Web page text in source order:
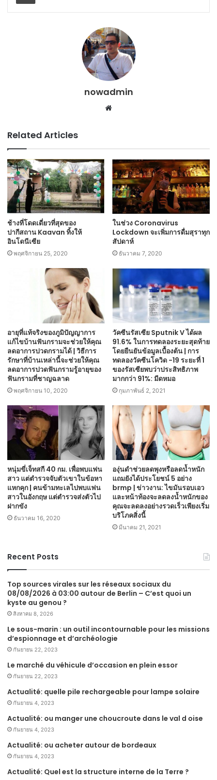
nowadmin
Website
Related Articles
ช้างที่โดดเดี่ยวที่สุดของ
ปากีสถาน Kaavan ทิ้งให้
อินโดนีเซีย
พฤศจิกายน 25, 2020
ในช่วง Coronavirus
Lockdown จะเพิ่มการดื่มสุราทุก
สัปดาห์
ธันวาคม 7, 2020
อายุที่แท้จริงของภูมิปัญญาการ
แก้ไขบ้านฟันกรามจะช่วยให้คุณ
ลดอาการปวดกรามได้ | วิธีการ
รักษาที่บ้านเหล่านี้จะช่วยให้คุณ
ลดอาการปวดฟันกรามรู้อายุของ
ฟันกรามที่ชาญฉลาด
พฤศจิกายน 10, 2020
วัคซีนรัสเซีย Sputnik V ได้ผล
91.6% ในการทดลองระยะสุดท้าย
โดยยืนยันข้อมูลเบื้องต้น | การ
ทดลองวัคซีนโควิด -19 ระยะที่ 1
ของรัสเซียพบว่าประสิทธิภาพ
มากกว่า 91%: มีดหมอ
กุมภาพันธ์ 2, 2021
หนุ่มขี่เจ็ทสกี 40 กม. เพื่อพบแฟน
สาว แต่ตำรวจจับตัวเขาในข้อหา
แหกคุก | คนข้ามทะเลไปพบแฟน
สาวในอังกฤษ แต่ตำรวจส่งตัวไป
ฝากขัง
ธันวาคม 16, 2020
องุ่นดำช่วยลดพุงหรือลดน้ำหนัก
แถมยังได้ประโยชน์ 5 อย่าง
brmp | ข่าวงาน: ไขมันรอบเอว
และหน้าท้องจะลดลงน้ำหนักของ
คุณจะลดลงอย่างรวดเร็วเพียงเริ่ม
บริโภคสิ่งนี้
มีนาคม 21, 2021
Recent Posts
Top sources virales sur les réseaux sociaux du
08/08/2026 à 03:00 autour de Berlin – C’est quoi un
kyste au genou ?
สิงหาคม 8, 2026
Le sous-marin : un outil incontournable pour les missions
d’espionnage et d’archéologie
กันยายน 22, 2023
Le marché du véhicule d’occasion en plein essor
กันยายน 22, 2023
Actualité: quelle pile rechargeable pour lampe solaire
กันยายน 4, 2023
Actualité: ou manger une choucroute dans le val d oise
กันยายน 4, 2023
Actualité: ou acheter autour de bordeaux
กันยายน 4, 2023
Actualité: Quel est la structure interne de la Terre ?